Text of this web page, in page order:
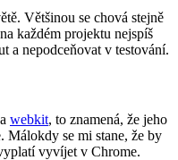
Většinou se chová stejně
každém projektu nejspíš
a nepodceňovat v testování.
webkit, to znamená, že jeho
Málokdy se mi stane, že by
vyvíjet v Chrome.